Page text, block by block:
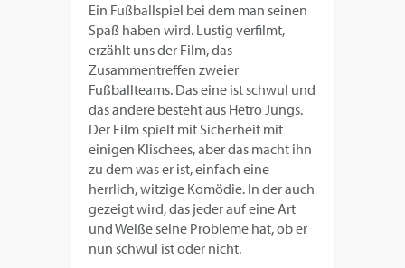
Ein Fußballspiel bei dem man seinen
Spaß haben wird. Lustig verfilmt,
erzählt uns der Film, das
Zusammentreffen zweier
Fußballteams. Das eine ist schwul und
das andere besteht aus Hetro Jungs.
Der Film spielt mit Sicherheit mit
einigen Klischees, aber das macht ihn
zu dem was er ist, einfach eine
herrlich, witzige Komödie. In der auch
gezeigt wird, das jeder auf eine Art
und Weiße seine Probleme hat, ob er
nun schwul ist oder nicht.